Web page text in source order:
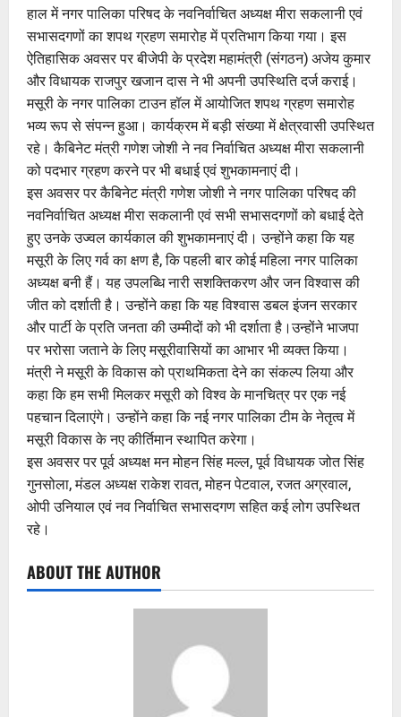
हाल में नगर पालिका परिषद के नवनिर्वाचित अध्यक्ष मीरा सकलानी एवं
सभासदगणों का शपथ ग्रहण समारोह में प्रतिभाग किया गया। इस
ऐतिहासिक अवसर पर बीजेपी के प्रदेश महामंत्री (संगठन) अजेय कुमार
और विधायक राजपुर खजान दास ने भी अपनी उपस्थिति दर्ज कराई।
मसूरी के नगर पालिका टाउन हॉल में आयोजित शपथ ग्रहण समारोह
भव्य रूप से संपन्न हुआ। कार्यक्रम में बड़ी संख्या में क्षेत्रवासी उपस्थित
रहे। कैबिनेट मंत्री गणेश जोशी ने नव निर्वाचित अध्यक्ष मीरा सकलानी
को पदभार ग्रहण करने पर भी बधाई एवं शुभकामनाएं दी।
इस अवसर पर कैबिनेट मंत्री गणेश जोशी ने नगर पालिका परिषद की
नवनिर्वाचित अध्यक्ष मीरा सकलानी एवं सभी सभासदगणों को बधाई देते
हुए उनके उज्वल कार्यकाल की शुभकामनाएं दी। उन्होंने कहा कि यह
मसूरी के लिए गर्व का क्षण है, कि पहली बार कोई महिला नगर पालिका
अध्यक्ष बनी हैं। यह उपलब्धि नारी सशक्तिकरण और जन विश्वास की
जीत को दर्शाती है। उन्होंने कहा कि यह विश्वास डबल इंजन सरकार
और पार्टी के प्रति जनता की उम्मीदों को भी दर्शाता है।उन्होंने भाजपा
पर भरोसा जताने के लिए मसूरीवासियों का आभार भी व्यक्त किया।
मंत्री ने मसूरी के विकास को प्राथमिकता देने का संकल्प लिया और
कहा कि हम सभी मिलकर मसूरी को विश्व के मानचित्र पर एक नई
पहचान दिलाएंगे। उन्होंने कहा कि नई नगर पालिका टीम के नेतृत्व में
मसूरी विकास के नए कीर्तिमान स्थापित करेगा।
इस अवसर पर पूर्व अध्यक्ष मन मोहन सिंह मल्ल, पूर्व विधायक जोत सिंह
गुनसोला, मंडल अध्यक्ष राकेश रावत, मोहन पेटवाल, रजत अग्रवाल,
ओपी उनियाल एवं नव निर्वाचित सभासदगण सहित कई लोग उपस्थित
रहे।
ABOUT THE AUTHOR